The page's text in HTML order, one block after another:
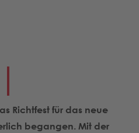
Richtfest für das neue
begangen. Mit der